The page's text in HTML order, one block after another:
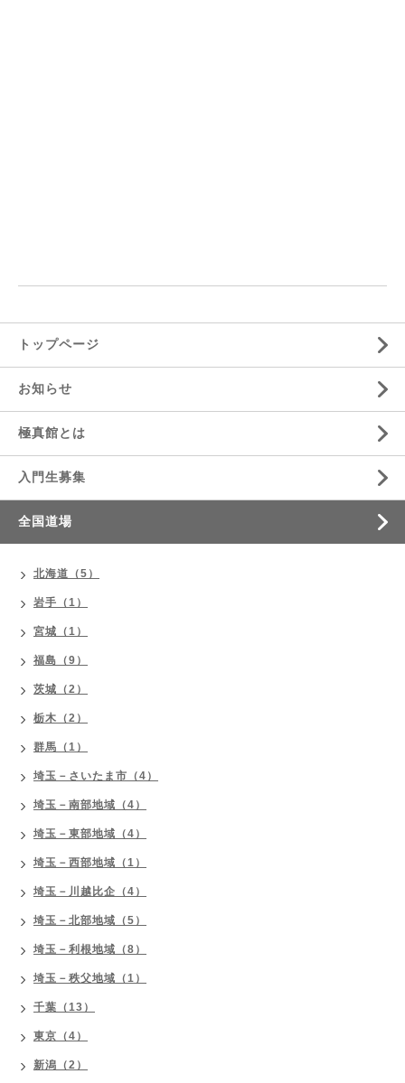
トップページ
お知らせ
極真館とは
入門生募集
全国道場
北海道（5）
岩手（1）
宮城（1）
福島（9）
茨城（2）
栃木（2）
群馬（1）
埼玉－さいたま市（4）
埼玉－南部地域（4）
埼玉－東部地域（4）
埼玉－西部地域（1）
埼玉－川越比企（4）
埼玉－北部地域（5）
埼玉－利根地域（8）
埼玉－秩父地域（1）
千葉（13）
東京（4）
新潟（2）